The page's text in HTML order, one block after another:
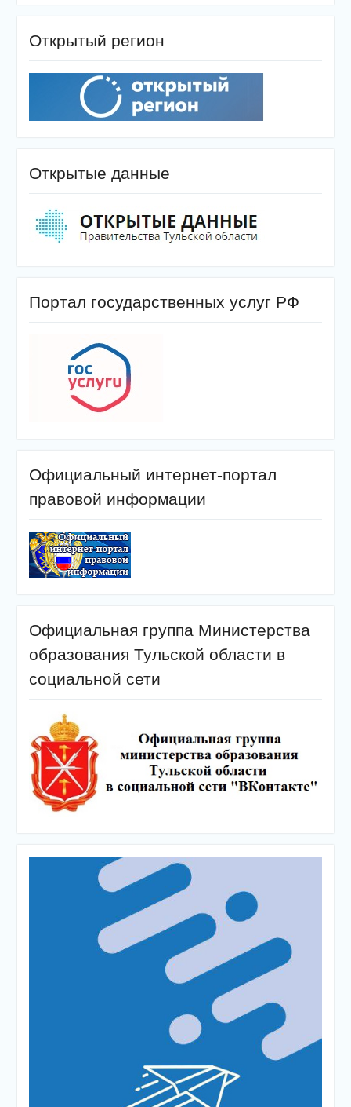
Открытый регион
Открытые данные
Портал государственных услуг РФ
Официальный интернет-портал
правовой информации
Официальная группа Министерства
образования Тульской области в
социальной сети